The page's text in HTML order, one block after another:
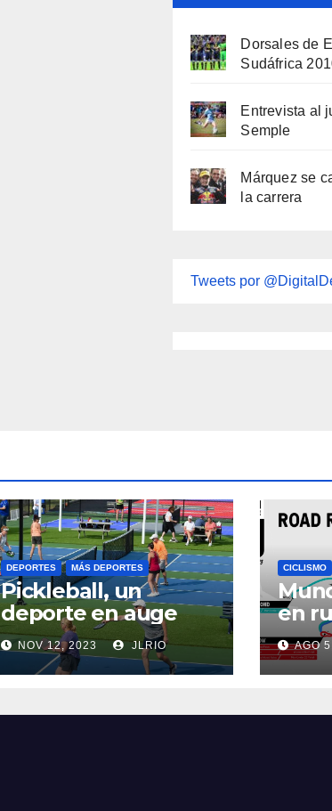
Dorsales de
Sudáfrica
Entrevista al
Semple
Márquez se
la carrera
Tweets por
DEPORTES MÁS DEPORTES
Pickleball, un
deporte en auge
NOV 12, 2023 JLRIO
CICLISMO
en
AGO